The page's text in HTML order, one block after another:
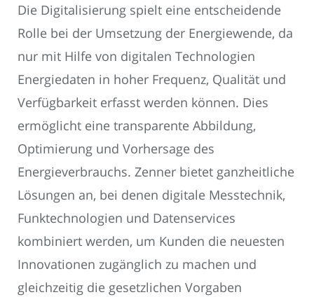
Die Digitalisierung spielt eine entscheidende
Rolle bei der Umsetzung der Energiewende, da
nur mit Hilfe von digitalen Technologien
Energiedaten in hoher Frequenz, Qualität und
Verfügbarkeit erfasst werden können. Dies
ermöglicht eine transparente Abbildung,
Optimierung und Vorhersage des
Energieverbrauchs. Zenner bietet ganzheitliche
Lösungen an, bei denen digitale Messtechnik,
Funktechnologien und Datenservices
kombiniert werden, um Kunden die neuesten
Innovationen zugänglich zu machen und
gleichzeitig die gesetzlichen Vorgaben